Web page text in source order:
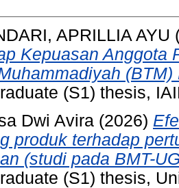
APRILLIA AYU
Kepuasan Anggota
(S1) thesis,
Dwi Avira (2026)
produk terhadap
(studi pada BMT-
(S1) thesis,